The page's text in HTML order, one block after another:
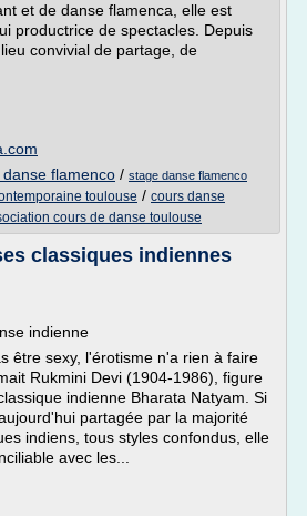
et de danse flamenca, elle est
productrice de spectacles. Depuis
convivial de partage, de
flamenco / stage danse flamenco
toulouse / cours danse
cours de danse toulouse
classiques indiennes
indienne
être sexy, l'érotisme n'a rien à faire
Rukmini Devi (1904-1986), figure
indienne Bharata Natyam. Si
partagée par la majorité
indiens, tous styles confondus, elle
avec les...